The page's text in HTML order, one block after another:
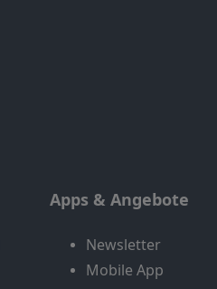
Apps & Angebote
Newsletter
Mobile App